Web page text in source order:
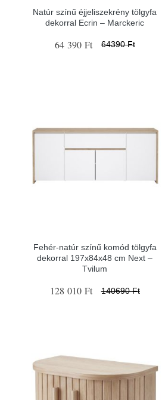
Natúr színű éjjeliszekrény tölgyfa
dekorral Ecrin – Marckeric
64 390 Ft 64390 Ft
Fehér-natúr színű komód tölgyfa
dekorral 197x84x48 cm Next –
Tvilum
128 010 Ft 140690 Ft